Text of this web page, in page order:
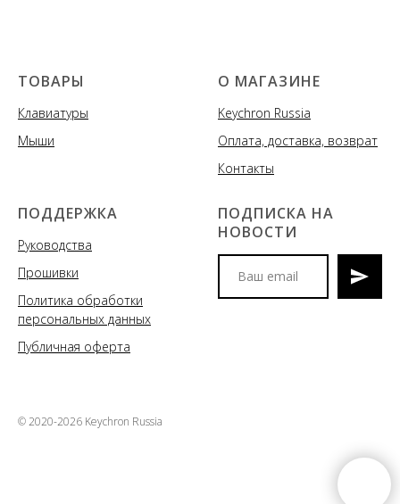
ТОВАРЫ
Клавиатуры
Мыши
О МАГАЗИНЕ
Keychron Russia
Оплата, доставка, возврат
Контакты
ПОДДЕРЖКА
Руководства
Прошивки
Политика обработки
персональных данных
Публичная оферта
ПОДПИСКА НА
НОВОСТИ
© 2020-2026 Keychron Russia